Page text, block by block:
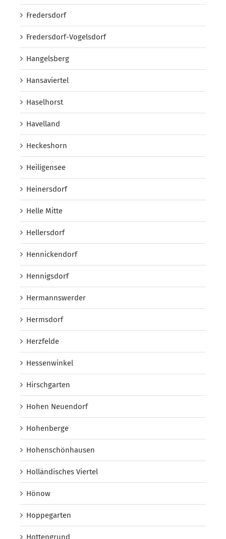
Fredersdorf
Fredersdorf-Vogelsdorf
Hangelsberg
Hansaviertel
Haselhorst
Havelland
Heckeshorn
Heiligensee
Heinersdorf
Helle Mitte
Hellersdorf
Hennickendorf
Hennigsdorf
Hermannswerder
Hermsdorf
Herzfelde
Hessenwinkel
Hirschgarten
Hohen Neuendorf
Hohenberge
Hohenschönhausen
Holländisches Viertel
Hönow
Hoppegarten
Hottengrund